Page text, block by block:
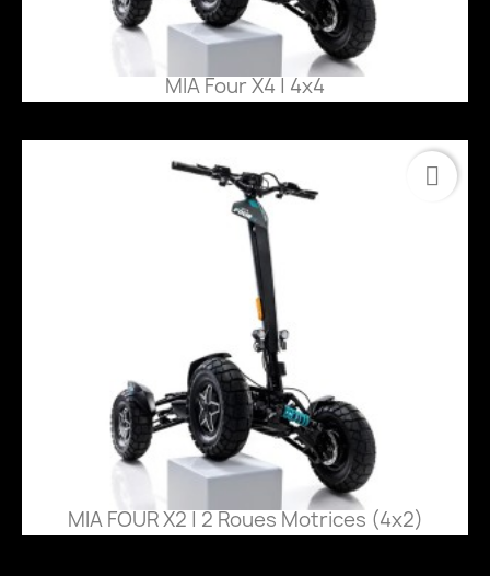
MIA Four X4 | 4x4
MIA FOUR X2 | 2 Roues Motrices (4x2)